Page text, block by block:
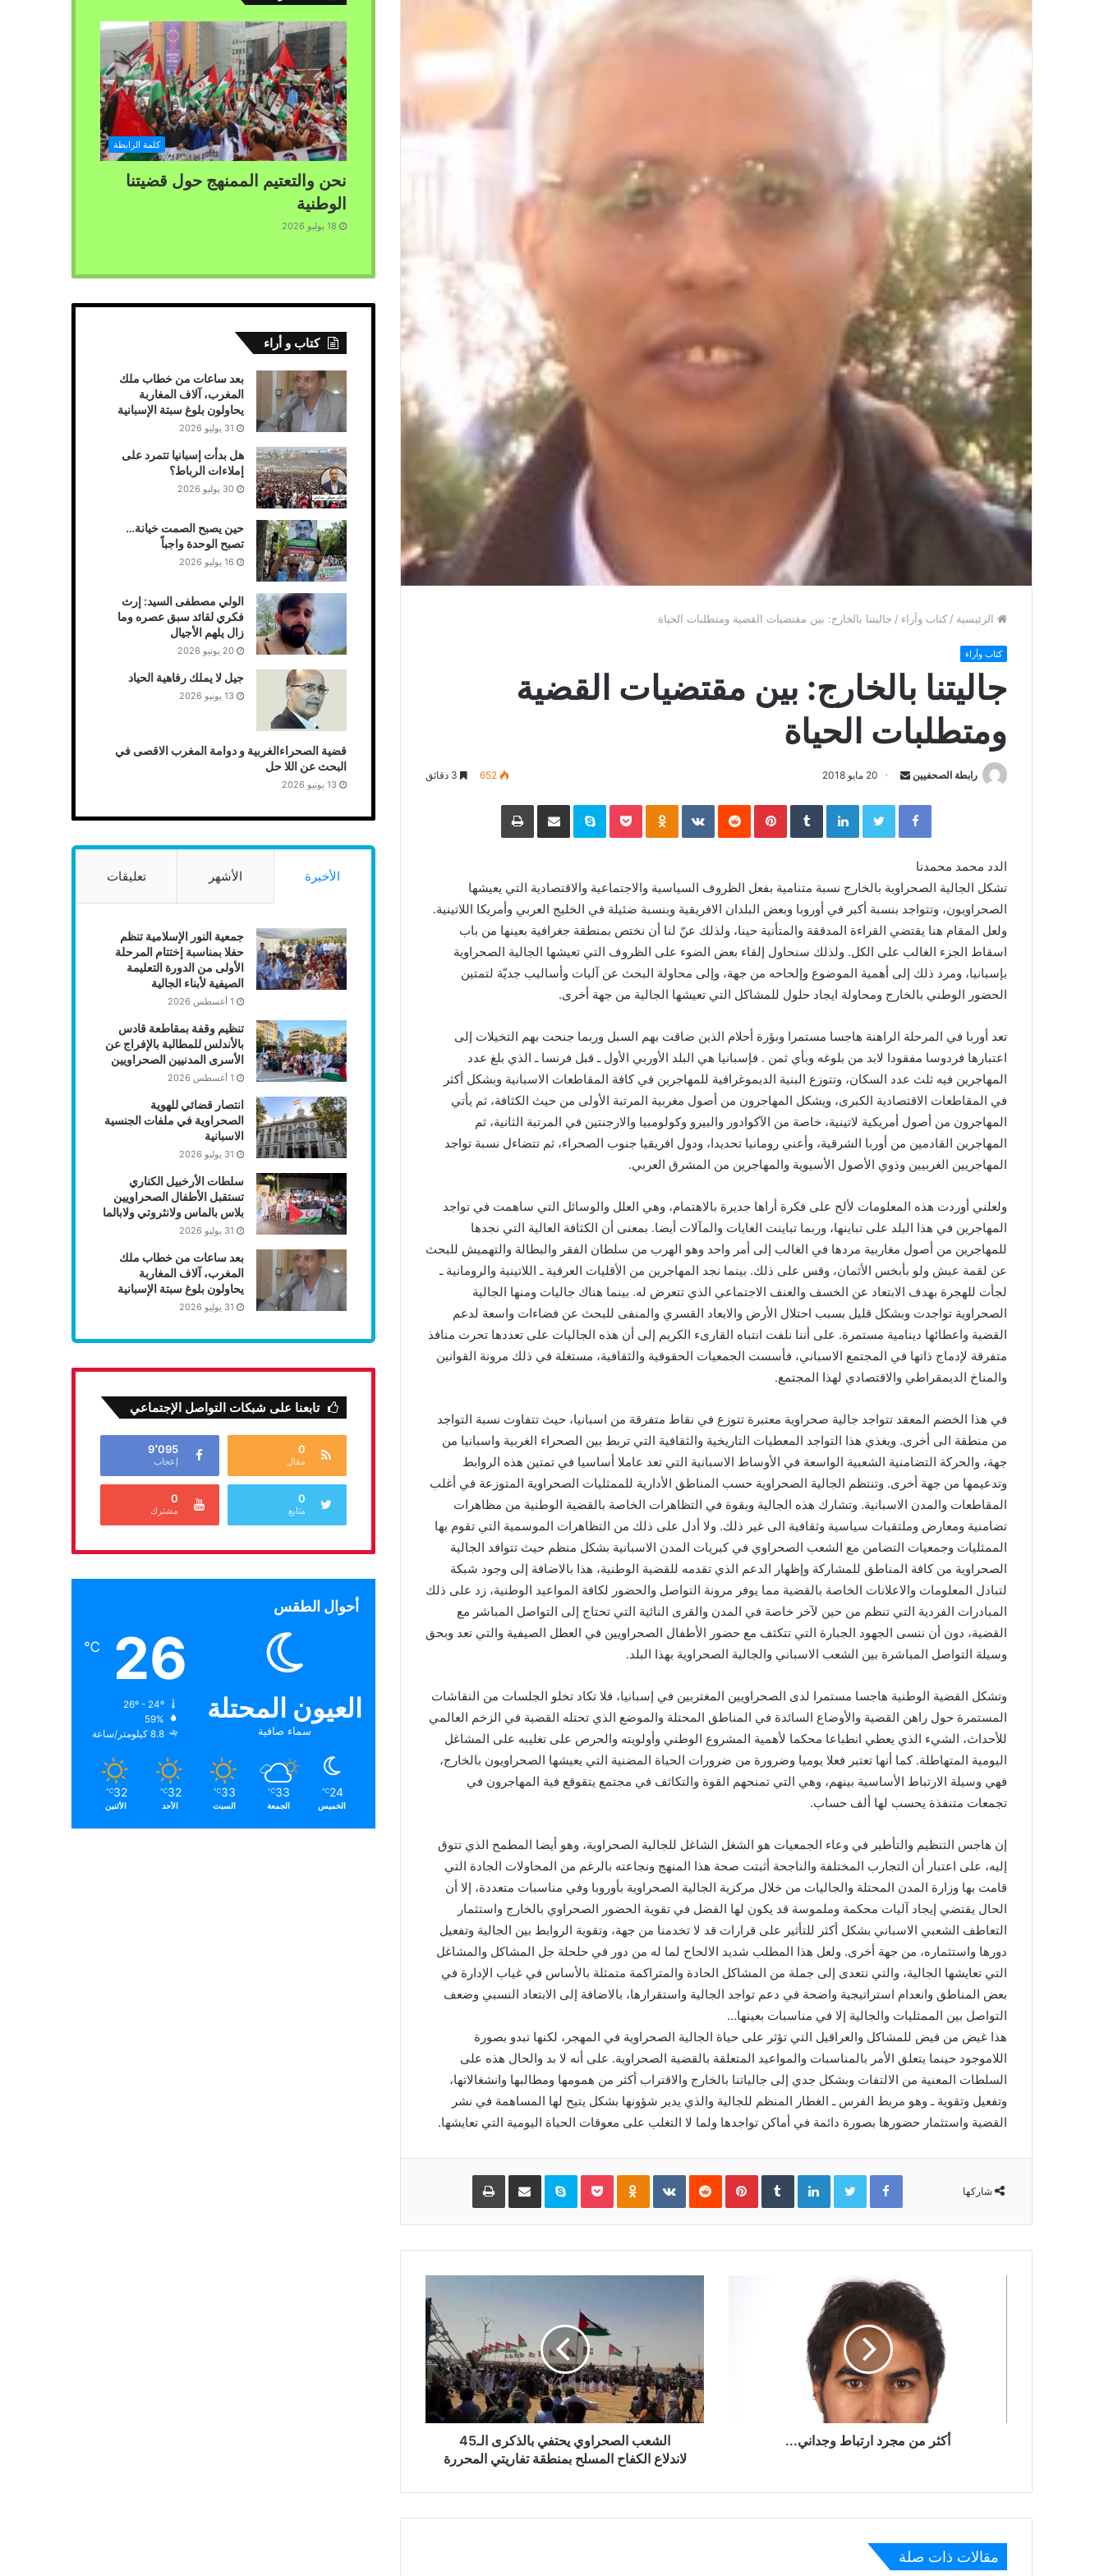
الرئيسية / كتاب وآراء / جاليتنا بالخارج: بين مقتضيات القضية ومتطلبات الحياة
كتاب وآراء
جاليتنا بالخارج: بين مقتضيات القضية
ومتطلبات الحياة
رابطة الصحفيين
d
e
m
a
i
l
20 مايو 2018 652
Facebook
Twitter
LinkedIn
‏Tumblr
Pinterest
‏Reddit
‏VKontakte
Pocket
Skype مشاركة عبر البريد
الدد محمد محمدنا
تشكل الجالية الصحراوية بالخارج نسبة متنامية بفعل الظروف السياسية والاجتماعية والاقتصادية التي يعيشها
الصحراويون، وتتواجد بنسبة أكبر في أوروبا وبعض البلدان الافريقية وبنسبة ضئيلة في الخليج العربي وأمريكا اللاتينية.
ولعل المقام هنا يقتضي القراءة المدققة والمتأنية حينا، ولذلك عنّ لنا أن نختص بمنطقة جغرافية بعينها من باب
اسقاط الجزء الغالب على الكل. ولذلك سنحاول إلقاء بعض الضوء على الظروف التي تعيشها الجالية الصحراوية
بإسبانيا، ومرد ذلك إلى أهمية الموضوع وإلحاحه من جهة، وإلى محاولة البحث عن آليات وأساليب جديّة لتمتين
الحضور الوطني بالخارج ومحاولة ايجاد حلول للمشاكل التي تعيشها الجالية من جهة أخرى.
تعد أوربا في المرحلة الراهنة هاجسا مستمرا وبؤرة أحلام الذين ضاقت بهم السبل وربما جنحت بهم التخيلات إلى
اعتبارها فردوسا مفقودا لابد من بلوغه وبأي ثمن . فإسبانيا هي البلد الأوربي الأول ـ قبل فرنسا ـ الذي بلغ عدد
المهاجرين فيه ثلث عدد السكان، وتتوزع البنية الديموغرافية للمهاجرين في كافة المقاطعات الاسبانية وبشكل أكثر
في المقاطعات الاقتصادية الكبرى، ويشكل المهاجرون من أصول مغربية المرتبة الأولى من حيث الكثافة، ثم يأتي
المهاجرون من أصول أمريكية لاتينية، خاصة من الآكوادور والبيرو وكولومبيا والارجنتين في المرتبة الثانية، ثم
المهاجرين القادمين من أوربا الشرقية، وأعني رومانيا تحديدا، ودول افريقيا جنوب الصحراء، ثم تتضاءل نسبة تواجد
المهاجريين الغربيين وذوي الأصول الأسيوية والمهاجرين من المشرق العربي.
ولعلني أوردت هذه المعلومات لألح على فكرة أراها جديرة بالاهتمام، وهي العلل والوسائل التي ساهمت في تواجد
المهاجرين في هذا البلد على تباينها، وربما تباينت الغايات والمآلات أيضا. بمعنى أن الكثافة العالية التي نجدها
للمهاجرين من أصول مغاربية مردها في الغالب إلى أمر واحد وهو الهرب من سلطان الفقر والبطالة والتهميش للبحث
عن لقمة عيش ولو بأبخس الأثمان، وقس على ذلك. بينما نجد المهاجرين من الأقليات العرقية ـ اللاتينية والرومانية ـ
لجأت للهجرة بهدف الابتعاد عن الخسف والعنف الاجتماعي الذي تتعرض له. بينما هناك جاليات ومنها الجالية
الصحراوية تواجدت وبشكل قليل بسبب احتلال الأرض والابعاد القسري والمنفى للبحث عن فضاءات واسعة لدعم
القضية واعطائها دينامية مستمرة. على أننا نلفت انتباه القارىء الكريم إلى أن هذه الجاليات على تعددها تحرت منافذ
متفرقة لإدماج ذاتها في المجتمع الاسباني، فأسست الجمعيات الحقوقية والثقافية، مستغلة في ذلك مرونة القوانين
والمناخ الديمقراطي والاقتصادي لهذا المجتمع.
في هذا الخضم المعقد تتواجد جالية صحراوية معتبرة تتوزع في نقاط متفرقة من اسبانيا، حيث تتفاوت نسبة التواجد
من منطقة الى أخرى. ويغذي هذا التواجد المعطيات التاريخية والثقافية التي تربط بين الصحراء الغربية واسبانيا من
جهة، والحركة التضامنية الشعبية الواسعة في الأوساط الاسبانية التي تعد عاملا أساسيا في تمتين هذه الروابط
وتدعيمها من جهة أخرى. وتنتظم الجالية الصحراوية حسب المناطق الأدارية للممثليات الصحراوية المتوزعة في أغلب
المقاطعات والمدن الاسبانية. وتشارك هذه الجالية وبقوة في التظاهرات الخاصة بالقضية الوطنية من مظاهرات
تضامنية ومعارض وملتقيات سياسية وثقافية الى غير ذلك. ولا أدل على ذلك من التظاهرات الموسمية التي تقوم بها
الممثليات وجمعيات التضامن مع الشعب الصحراوي في كبريات المدن الاسبانية بشكل منظم حيث تتوافد الجالية
الصحراوية من كافة المناطق للمشاركة وإظهار الدعم الذي تقدمه للقضية الوطنية، هذا بالاضافة إلى وجود شبكة
لتبادل المعلومات والاعلانات الخاصة بالقضية مما يوفر مرونة التواصل والحضور لكافة المواعيد الوطنية، زد على ذلك
المبادرات الفردية التي تنظم من حين لآخر خاصة في المدن والقرى النائية التي تحتاج إلى التواصل المباشر مع
القضية، دون أن ننسى الجهود الجبارة التي تتكثف مع حضور الأطفال الصحراويين في العطل الصيفية والتي تعد وبحق
وسيلة التواصل المباشرة بين الشعب الاسباني والجالية الصحراوية بهذا البلد.
وتشكل القضية الوطنية هاجسا مستمرا لدى الصحراويين المغتربين في إسبانيا، فلا تكاد تخلو الجلسات من النقاشات
المستمرة حول راهن القضية والأوضاع السائدة في المناطق المحتلة والموضع الذي تحتله القضية في الزخم العالمي
للأحداث، الشيء الذي يعطي انطباعا محكما لأهمية المشروع الوطني وأولويته والحرص على تغليبه على المشاغل
اليومية المتهاطلة. كما أنها تعتبر فعلا يوميا وضرورة من ضرورات الحياة المضنية التي يعيشها الصحراويون بالخارج،
فهي وسيلة الارتباط الأساسية بينهم، وهي التي تمنحهم القوة والتكاثف في مجتمع يتقوقع فية المهاجرون في
تجمعات متنفذة يحسب لها ألف حساب.
إن هاجس التنظيم والتأطير في وعاء الجمعيات هو الشغل الشاغل للجالية الصحراوية، وهو أيضا المطمح الذي تتوق
إليه، على اعتبار أن التجارب المختلفة والناجحة أثبتت صحة هذا المنهج ونجاعته بالرغم من المحاولات الجادة التي
قامت بها وزارة المدن المحتلة والجاليات من خلال مركزية الجالية الصحراوية بأوروبا وفي مناسبات متعددة، إلا أن
الحال يقتضي إيجاد آليات محكمة وملموسة قد يكون لها الفضل في تقوية الحضور الصحراوي بالخارج واستثمار
التعاطف الشعبي الاسباني بشكل أكثر للتأثير على قرارات قد لا تخدمنا من جهة، وتقوية الروابط بين الجالية وتفعيل
دورها واستثماره، من جهة أخرى. ولعل هذا المطلب شديد الالحاح لما له من دور في حلحلة جل المشاكل والمشاغل
التي تعايشها الجالية، والتي تتعدى إلى جملة من المشاكل الحادة والمتراكمة متمثلة بالأساس في غياب الإدارة في
بعض المناطق وانعدام استراتيجية واضحة في دعم تواجد الجالية واستقرارها، بالاضافة إلى الابتعاد النسبي وضعف
التواصل بين الممثليات والجالية إلا في مناسبات بعينها…
هذا غيض من فيض للمشاكل والعراقيل التي تؤثر على حياة الجالية الصحراوية في المهجر، لكنها تبدو بصورة
اللاموجود حينما يتعلق الأمر بالمناسبات والمواعيد المتعلقة بالقضية الصحراوية. على أنه لا بد والحال هذه على
السلطات المعنية من الالتفات وبشكل جدي إلى جالياتنا بالخارج والاقتراب أكثر من همومها ومطالبها وانشغالاتها،
وتفعيل وتقوية ـ وهو مربط الفرس ـ الغطار المنظم للجالية والذي يدير شؤونها بشكل يتيح لها المساهمة في نشر
القضية واستثمار حضورها بصورة دائمة في أماكن تواجدها ولما لا التغلب على معوقات الحياة اليومية التي تعايشها.
شاركها
Facebook
Twitter
LinkedIn
‏Tumblr
Pinterest
‏Reddit
‏VKontakte
Pocket
Skype مشاركة عبر البريد
أكثر من مجرد ارتباط وجداني...
الشعب الصحراوي يحتفي بالذكرى الـ45
لاندلاع الكفاح المسلح بمنطقة تفاريتي المحررة
مقالات ذات صلة
كلمة الرابطة
نحن والتعتيم الممنهج حول قضيتنا
الوطنية
18 يوليو 2026
كتاب و أراء
بعد ساعات من خطاب ملك
المغرب، آلاف المغاربة
يحاولون بلوغ سبتة الإسبانية
31 يوليو 2026
هل بدأت إسبانيا تتمرد على
إملاءات الرباط؟
30 يوليو 2026
حين يصبح الصمت خيانة…
تصبح الوحدة واجباً
16 يوليو 2026
الولي مصطفى السيد: إرث
فكري لقائد سبق عصره وما
زال يلهم الأجيال
20 يونيو 2026
جيل لا يملك رفاهية الحياد
13 يونيو 2026
قضية الصحراءالغربية و دوامة المغرب الاقصى في
البحث عن اللا حل
13 يونيو 2026
الأخيرة الأشهر تعليقات
جمعية النور الإسلامية تنظم
حفلا بمناسبة إختتام المرحلة
الأولى من الدورة التعليمة
الصيفية لأبناء الجالية
1 أغسطس 2026
تنظيم وقفة بمقاطعة قادس
بالأندلس للمطالبة بالإفراج عن
الأسرى المدنيين الصحراويين
1 أغسطس 2026
انتصار قضائي للهوية
الصحراوية في ملفات الجنسية
الاسبانية
31 يوليو 2026
سلطات الأرخبيل الكناري
تستقبل الأطفال الصحراويين
بلاس بالماس ولانثروتي ولابالما
31 يوليو 2026
بعد ساعات من خطاب ملك
المغرب، آلاف المغاربة
يحاولون بلوغ سبتة الإسبانية
31 يوليو 2026
تابعنا على شبكات التواصل الإجتماعي
0
مقال
9٬095
إعجاب
0
متابع
0
مشترك
أحوال الطقس
العيون المحتلة
سماء صافية
26
℃
59%
8.8 كيلومتر/ساعة
24
℃
الخميس
33
℃
الجمعة
33
℃
السبت
32
℃
الأحد
32
℃
الأثنين